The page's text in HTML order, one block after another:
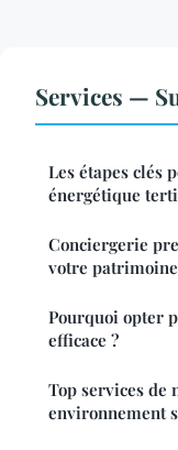
Services —
Les étapes clés
énergétique
Conciergerie
votre
Pourquoi opter
efficace ?
Top services de
environnement